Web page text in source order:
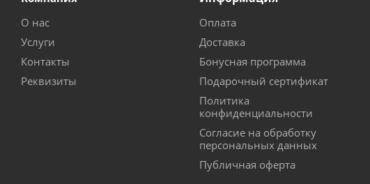
О нас
Услуги
Контакты
Реквизиты
Оплата
Доставка
Бонусная программа
Подарочный сертификат
Политика
конфиденциальности
Согласие на обработку
персональных данных
Публичная оферта